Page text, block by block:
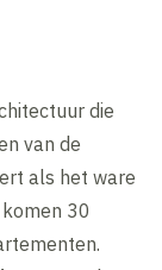
die
van de
als het ware
30